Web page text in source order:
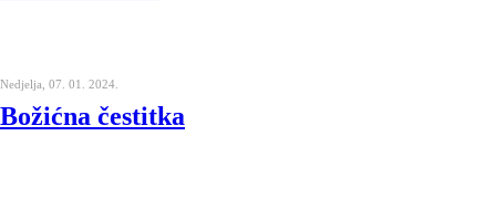
Nedjelja, 07. 01. 2024.
Božićna čestitka